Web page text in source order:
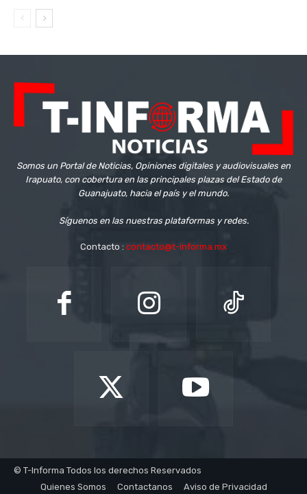
Somos un Portal de Noticias, Opiniones digitales y audiovisuales en
Irapuato, con cobertura en las principales plazas del Estado de
Guanajuato, hacia el país y el mundo.
Síguenos en las nuestras plataformas y redes.
Contacto : contacto@t-informa.mx
© T-Informa Todos los derechos Reservados
Quienes Somos
Contactanos Aviso de Privacidad